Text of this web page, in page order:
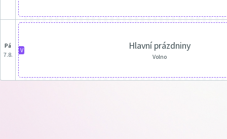
pá
7.8.
V Hlavní prázdniny
Volno